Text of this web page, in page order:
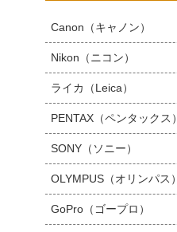
Canon（キャノン）
Nikon（ニコン）
ライカ（Leica）
PENTAX（ペンタックス）
SONY（ソニー）
OLYMPUS（オリンパス）
GoPro（ゴープロ）